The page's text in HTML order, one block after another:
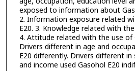
exposed to information about
2. Information exposure related
E20. 3. Knowledge related with
4. Attitude related with the use of
Drivers different in age and
E20 differently. Drivers different in
and income used Gasohol E20